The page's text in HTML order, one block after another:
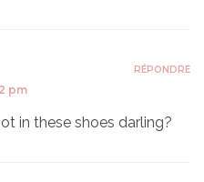
pm
in these shoes darling?
RÉPONDRE